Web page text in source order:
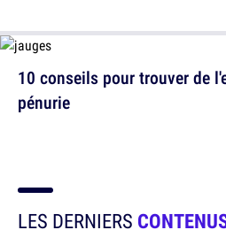
10 conseils pour trouver de
pénurie
LES DERNIERS